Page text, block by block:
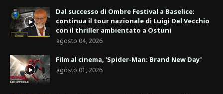
Dal successo di Ombre Festival a Baselice:
continua il tour nazionale di Luigi Del Vecchio
con il thriller ambientato a Ostuni
agosto 04, 2026
Film al cinema, 'Spider-Man: Brand New Day'
agosto 01, 2026